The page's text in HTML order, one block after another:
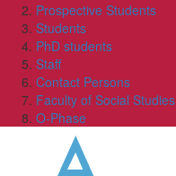
Prospective Students
Students
PhD students
Staff
Contact Persons
Faculty of Social Studies
O-Phase